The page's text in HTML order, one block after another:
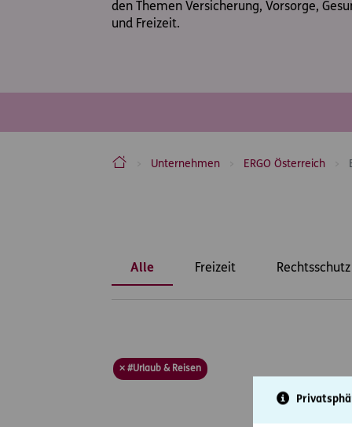
den Themen Versicherung, Vorsorge,
und Freizeit.
ERGO Versicherung Aktiengesellschaft
Unternehmen ERGO Österreich
Alle Freizeit Rechtsschutz
× #Urlaub & Reisen